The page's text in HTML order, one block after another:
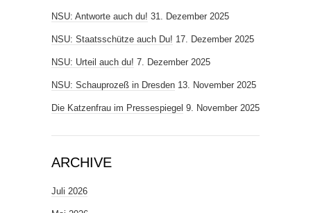
NSU: Antworte auch du! 31. Dezember 2025
NSU: Staatsschütze auch Du! 17. Dezember 2025
NSU: Urteil auch du! 7. Dezember 2025
NSU: Schauprozeß in Dresden 13. November 2025
Die Katzenfrau im Pressespiegel 9. November 2025
ARCHIVE
Juli 2026